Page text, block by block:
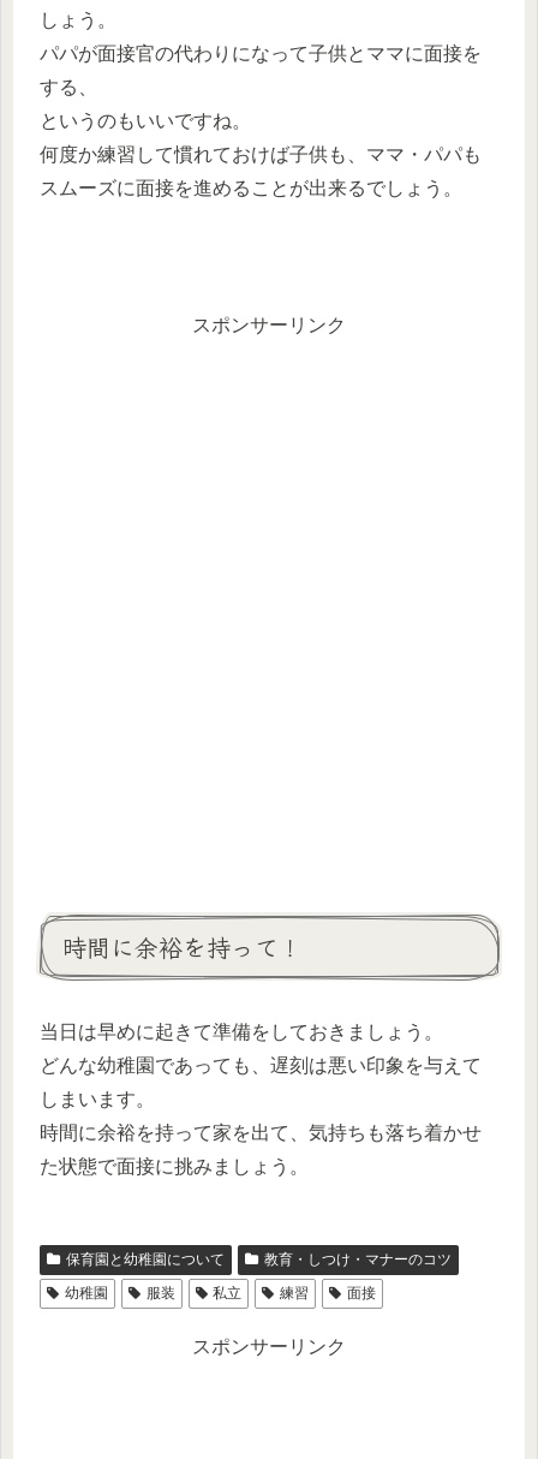
しょう。
パパが面接官の代わりになって子供とママに面接を
する、
というのもいいですね。
何度か練習して慣れておけば子供も、ママ・パパも
スムーズに面接を進めることが出来るでしょう。
スポンサーリンク
時間に余裕を持って！
当日は早めに起きて準備をしておきましょう。
どんな幼稚園であっても、遅刻は悪い印象を与えて
しまいます。
時間に余裕を持って家を出て、気持ちも落ち着かせ
た状態で面接に挑みましょう。
保育園と幼稚園について
教育・しつけ・マナーのコツ
幼稚園
服装 私立 練習 面接
スポンサーリンク